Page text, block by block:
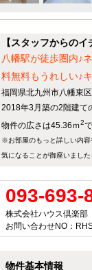
【スタッフからの
八幡駅が徒歩圏内♪
料無料もうれしい♪
福岡県北九州市八幡東
2018年3月築の2階建て
物件の広さは45.36ｍ2
※お部屋のもっと詳しい内容
気になることが御座いまし
093-693-
株式会社ハウス倶楽
お問い合わせNO：
物件基本情報